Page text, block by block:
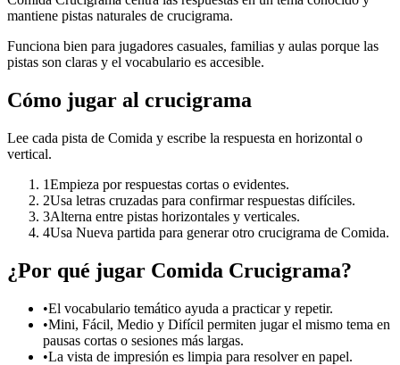
mantiene pistas naturales de crucigrama.
Funciona bien para jugadores casuales, familias y aulas porque las
pistas son claras y el vocabulario es accesible.
Cómo jugar al crucigrama
Lee cada pista de Comida y escribe la respuesta en horizontal o
vertical.
1Empieza por respuestas cortas o evidentes.
2Usa letras cruzadas para confirmar respuestas difíciles.
3Alterna entre pistas horizontales y verticales.
4Usa Nueva partida para generar otro crucigrama de Comida.
¿Por qué jugar Comida Crucigrama?
•El vocabulario temático ayuda a practicar y repetir.
•Mini, Fácil, Medio y Difícil permiten jugar el mismo tema en
pausas cortas o sesiones más largas.
•La vista de impresión es limpia para resolver en papel.